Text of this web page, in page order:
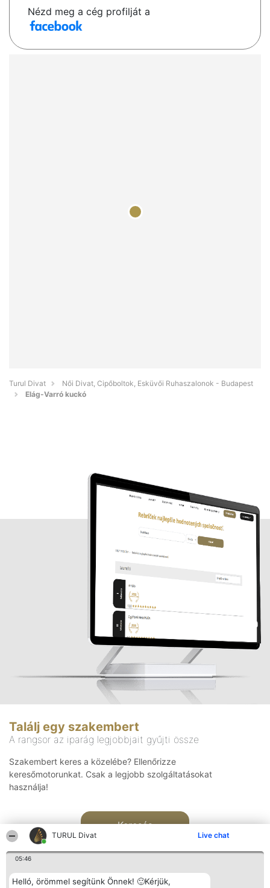
TURUL Divat Live chat
05:46
Helló, örömmel segítünk Önnek! 🙂Kérjük,
Nézd meg a cég profilját a
Turul Divat
Női Divat, Cipőboltok, Esküvői Ruhaszalonok - Budapest
Elág-Varró kuckó
Találj egy szakembert
A rangsor az iparág legjobbjait gyűjti össze
Szakembert keres a közelébe? Ellenőrizze
keresőmotorunkat. Csak a legjobb szolgáltatásokat
használja!
Keresés